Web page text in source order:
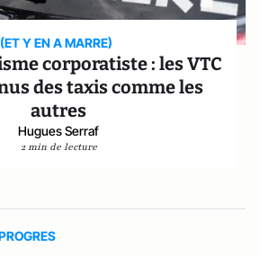
Y EN A MARRE)
corporatiste : les VTC
des taxis comme les
autres
Hugues Serraf
2 min de lecture